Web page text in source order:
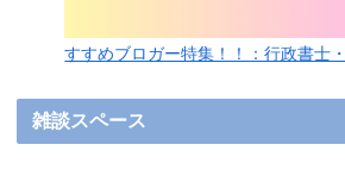
すすめブロガー特集！！：行政書士
雑談スペース